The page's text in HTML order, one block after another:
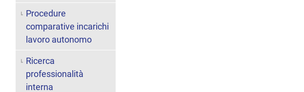
Procedure
comparative incarichi
lavoro autonomo
Ricerca
professionalità
interna